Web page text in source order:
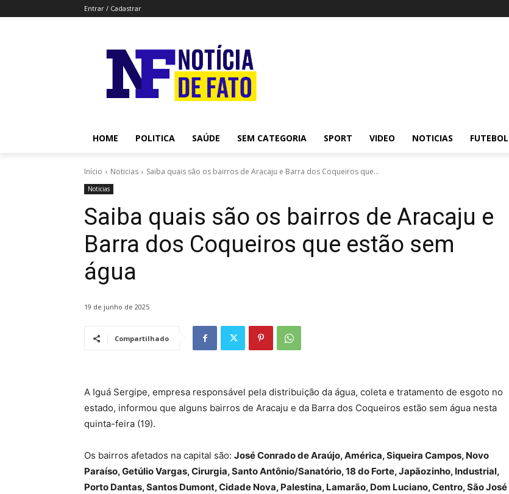
Entrar / Cadastrar
HOME POLITICA SAÚDE SEM CATEGORIA SPORT VIDEO NOTICIAS FUTEBOL
Início Noticias Saiba quais são os bairros de Aracaju e Barra dos Coqueiros que...
Noticias
Saiba quais são os bairros de Aracaju e
Barra dos Coqueiros que estão sem
água
19 de junho de 2025
Compartilhado
A Iguá Sergipe, empresa responsável pela distribuição da água, coleta e tratamento de esgoto no
estado, informou que alguns bairros de Aracaju e da Barra dos Coqueiros estão sem água nesta
quinta-feira (19).
Os bairros afetados na capital são: José Conrado de Araújo, América, Siqueira Campos, Novo
Paraíso, Getúlio Vargas, Cirurgia, Santo Antônio/Sanatório, 18 do Forte, Japãozinho, Industrial,
Porto Dantas, Santos Dumont, Cidade Nova, Palestina, Lamarão, Dom Luciano, Centro, São José